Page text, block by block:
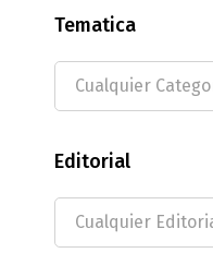
Tematica
Editorial